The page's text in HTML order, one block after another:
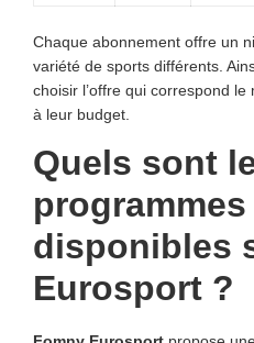
Chaque abonnement offre un
variété de sports différents.
choisir l’offre qui correspond
à leur budget.
Quels sont
disponibles
Eurosport ?